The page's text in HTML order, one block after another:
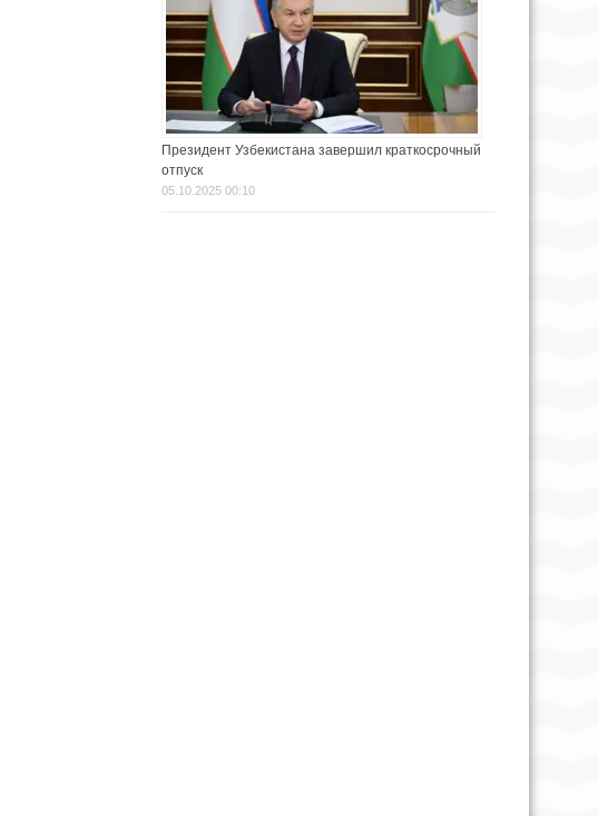
Президент Узбекистана завершил краткосрочный
отпуск
05.10.2025 00:10